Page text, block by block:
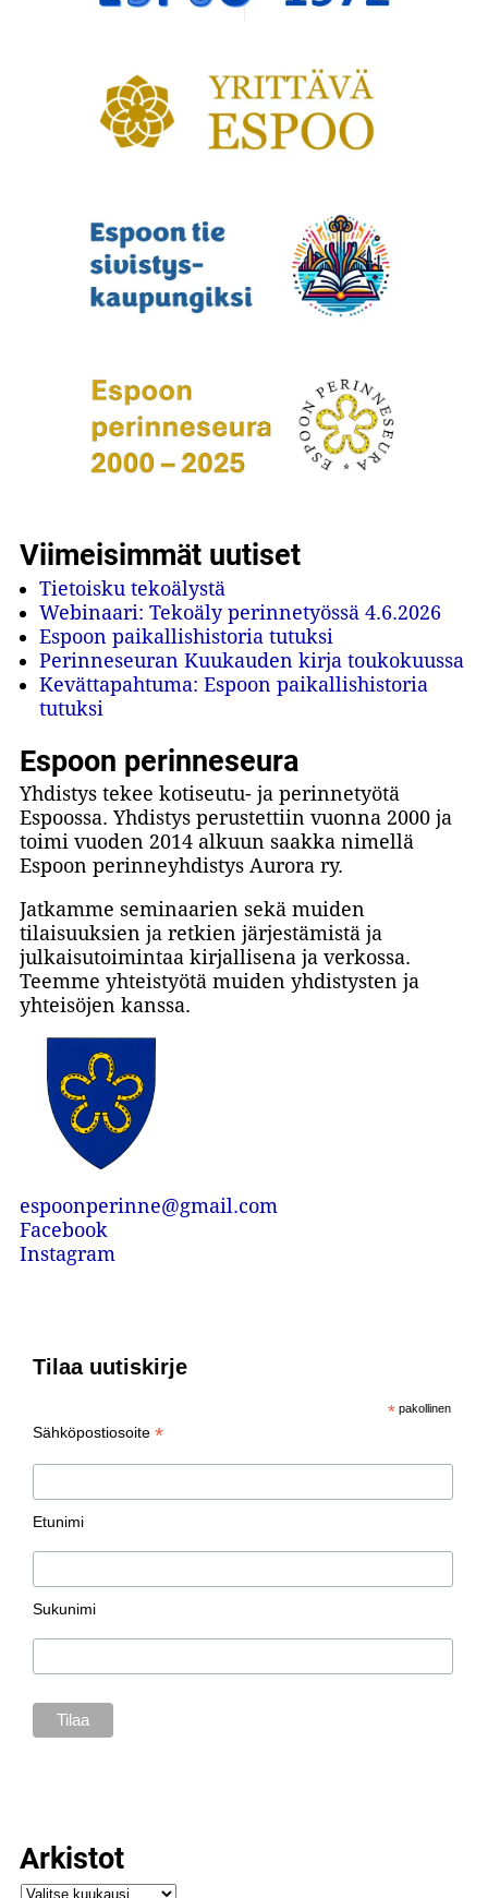
Viimeisimmät uutiset
Tietoisku tekoälystä
Webinaari: Tekoäly perinnetyössä 4.6.2026
Espoon paikallishistoria tutuksi
Perinneseuran Kuukauden kirja toukokuussa
Kevättapahtuma: Espoon paikallishistoria
tutuksi
Espoon perinneseura
Yhdistys tekee kotiseutu- ja perinnetyötä
Espoossa. Yhdistys perustettiin vuonna 2000 ja
toimi vuoden 2014 alkuun saakka nimellä
Espoon perinneyhdistys Aurora ry.
Jatkamme seminaarien sekä muiden
tilaisuuksien ja retkien järjestämistä ja
julkaisutoimintaa kirjallisena ja verkossa.
Teemme yhteistyötä muiden yhdistysten ja
yhteisöjen kanssa.
espoonperinne@gmail.com
Facebook
Instagram
Tilaa uutiskirje
* pakollinen
Sähköpostiosoite*
Etunimi
Sukunimi
Arkistot